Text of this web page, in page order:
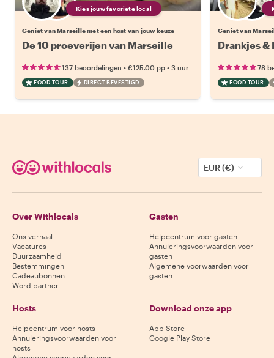
Kies jouw favoriete local
Geniet van Marseille met een host van jouw keuze
De 10 proeverijen van Marseille
137 beoordelingen • €125.00 pp • 3 uur
FOOD TOUR DIRECT BEVESTIGD
Geniet van
Drankjes &
78
FOOD TOUR
EUR (€)
Over Withlocals
Ons verhaal
Vacatures
Duurzaamheid
Bestemmingen
Cadeaubonnen
Word partner
Gasten
Helpcentrum voor gasten
Annuleringsvoorwaarden voor
gasten
Algemene voorwaarden voor
gasten
Hosts
Helpcentrum voor hosts
Annuleringsvoorwaarden voor
hosts
Download onze app
App Store
Google Play Store